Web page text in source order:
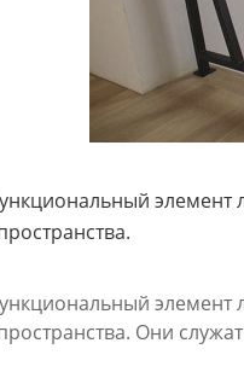
пространства. Они